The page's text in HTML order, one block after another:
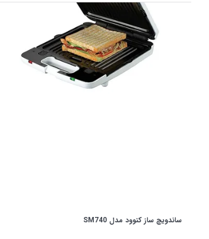
ساندویچ ساز کنوود مدل SM740